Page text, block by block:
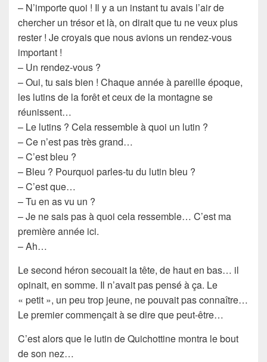
– N’importe quoi ! Il y a un instant tu avais l’air de
chercher un trésor et là, on dirait que tu ne veux plus
rester ! Je croyais que nous avions un rendez-vous
important !
– Un rendez-vous ?
– Oui, tu sais bien ! Chaque année à pareille époque,
les lutins de la forêt et ceux de la montagne se
réunissent…
– Le lutins ? Cela ressemble à quoi un lutin ?
– Ce n’est pas très grand…
– C’est bleu ?
– Bleu ? Pourquoi parles-tu du lutin bleu ?
– C’est que…
– Tu en as vu un ?
– Je ne sais pas à quoi cela ressemble… C’est ma
première année ici.
– Ah…
Le second héron secouait la tête, de haut en bas… il
opinait, en somme. Il n’avait pas pensé à ça. Le
« petit », un peu trop jeune, ne pouvait pas connaître…
Le premier commençait à se dire que peut-être…
C’est alors que le lutin de Quichottine montra le bout
de son nez…